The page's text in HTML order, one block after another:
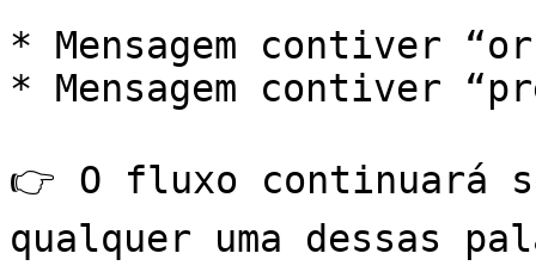
* Mensagem contiver
* Mensagem contiver
👉 O fluxo continuará
qualquer uma dessas